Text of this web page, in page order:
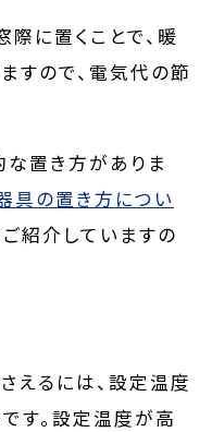
際に置くことで、暖
すので、電気代の節
置き方がありま
具の置き方につい
ご紹介していますの
えるには、設定温度
す。設定温度が高